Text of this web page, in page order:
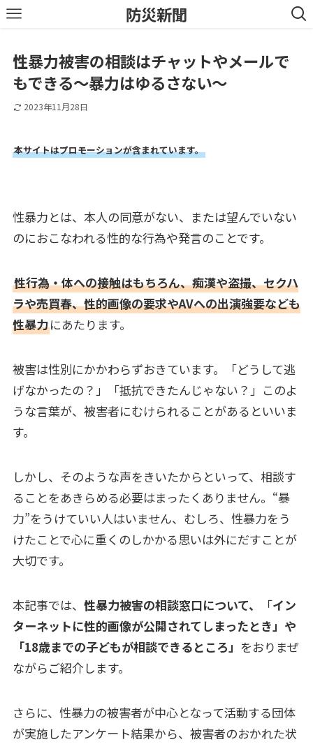
防災新聞
性暴力被害の相談はチャットやメールで
もできる～暴力はゆるさない～
2023年11月28日
本サイトはプロモーションが含まれています。
性暴力とは、本人の同意がない、または望んでいない
のにおこなわれる性的な行為や発言のことです。
性行為・体への接触はもちろん、痴漢や盗撮、セクハ
ラや売買春、性的画像の要求やAVへの出演強要なども
性暴力にあたります。
被害は性別にかかわらずおきています。「どうして逃
げなかったの？」「抵抗できたんじゃない？」このよ
うな言葉が、被害者にむけられることがあるといいま
す。
しかし、そのような声をきいたからといって、相談す
ることをあきらめる必要はまったくありません。“暴
力”をうけていい人はいません、むしろ、性暴力をう
けたことで心に重くのしかかる思いは外にだすことが
大切です。
本記事では、 性暴力被害の相談窓口について、 「イン
ターネットに性的画像が公開されてしまったとき」や
「18歳までの子どもが相談できるところ」 をおりまぜ
ながらご紹介します。
さらに、性暴力の被害者が中心となって活動する団体
が実施したアンケート結果から、被害者のおかれた状